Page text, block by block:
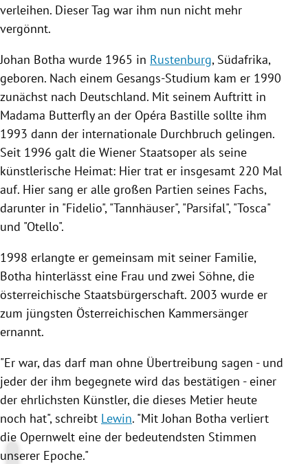
verleihen. Dieser Tag war ihm nun nicht mehr
vergönnt.
Johan Botha wurde 1965 in Rustenburg, Südafrika,
geboren. Nach einem Gesangs-Studium kam er 1990
zunächst nach Deutschland. Mit seinem Auftritt in
Madama Butterfly an der Opéra Bastille sollte ihm
1993 dann der internationale Durchbruch gelingen.
Seit 1996 galt die Wiener Staatsoper als seine
künstlerische Heimat: Hier trat er insgesamt 220 Mal
auf. Hier sang er alle großen Partien seines Fachs,
darunter in "Fidelio", "Tannhäuser", "Parsifal", "Tosca"
und "Otello".
1998 erlangte er gemeinsam mit seiner Familie,
Botha hinterlässt eine Frau und zwei Söhne, die
österreichische Staatsbürgerschaft. 2003 wurde er
zum jüngsten Österreichischen Kammersänger
ernannt.
"Er war, das darf man ohne Übertreibung sagen - und
jeder der ihm begegnete wird das bestätigen - einer
der ehrlichsten Künstler, die dieses Metier heute
noch hat", schreibt Lewin. "MitJohan Botha verliert
die Opernwelt eine der bedeutendsten Stimmen
unserer Epoche."